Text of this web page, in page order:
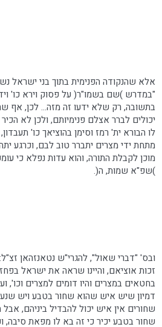
אלא שהנקודה הפנימית בתוך בני ישראל
"במדרש )שםבשמו"ר( על פסוק וירא כו'
בתשובה, רק שלא ידעו זה מזה... לכן, אף
יכולים לברר אצלם פנימיותם, ולכן לא
לו הבורא ית' רמז וסימן בהוציאך כו' תעבדון
מתחת ידי מצרים יתברר טוב לבם, וכרגע
מוכן לקבלת התורה, והוא עדות נפלא כי
)שפ"א שמות, ה(.
ובס' "דברי שאול",להגרי"ש נטאנזהאן
זכות אוציאם, והיינו שראה את ישראל
בחטאים במצרים והיו דומים למצרים וכו',
דמיון שיש איש שהוא שחור בטבע ויש
שחורים אין איש יכול להבדיל ביניהם,
שחור בטבע יכיר כי זה בא לו מפאת סיבה,